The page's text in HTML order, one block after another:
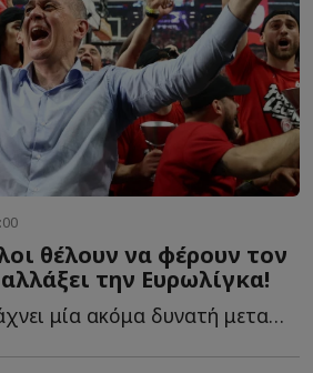
θέλουν να φέρουν τον
την Ευρωλίγκα!
Ο Ολυμπιακός ψάχνει μία ακόμα δυνατή μεταγραφή και ξ...